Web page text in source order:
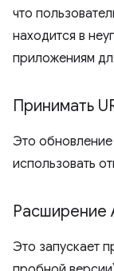
что
находится в
приложениям
Принимать
Это обновление
использовать
Расширение
Это запускает